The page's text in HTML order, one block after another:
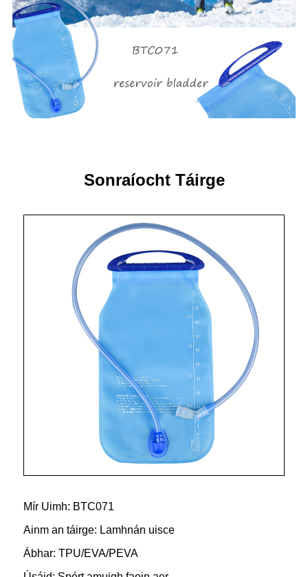
Sonraíocht Táirge
Mír Uimh: BTC071
Ainm an táirge: Lamhnán uisce
Ábhar: TPU/EVA/PEVA